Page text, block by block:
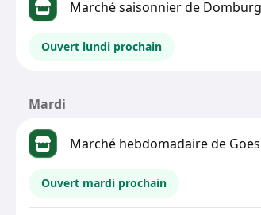
Marché saisonnier de Domburg
Ouvert lundi prochain
Mardi
Marché hebdomadaire de
Ouvert mardi prochain